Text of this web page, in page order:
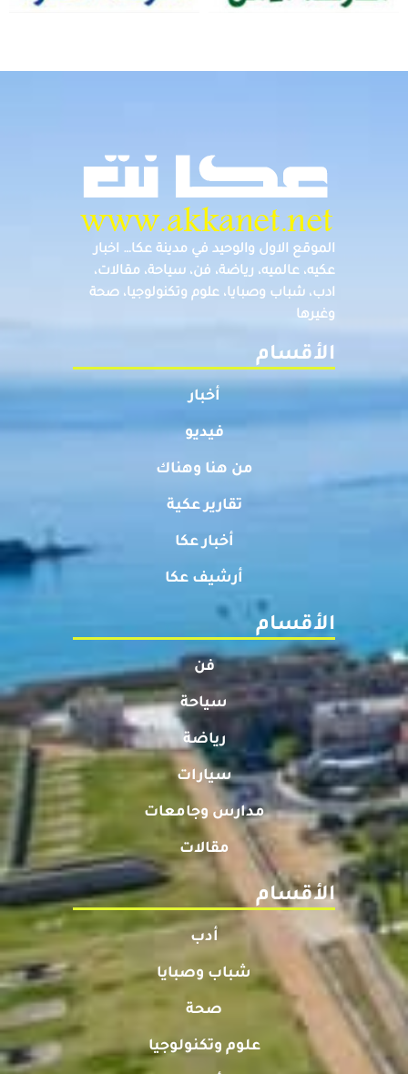
الموقع الاول والوحيد في مدينة عكا… اخبار
عكيه، عالميه، رياضة، فن، سياحة، مقالات،
ادب، شباب وصبايا، علوم وتكنولوجيا، صحة
وغيرها
الأقسام
أخبار
فيديو
من هنا وهناك
تقارير عكية
أخبار عكا
أرشيف عكا
الأقسام
فن
سياحة
رياضة
سيارات
مدارس وجامعات
مقالات
الأقسام
أدب
شباب وصبايا
صحة
علوم وتكنولوجيا